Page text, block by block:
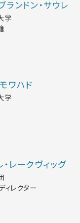
ランドン・サウレ
学
ワハド
学
レークヴィッグ
ィレクター